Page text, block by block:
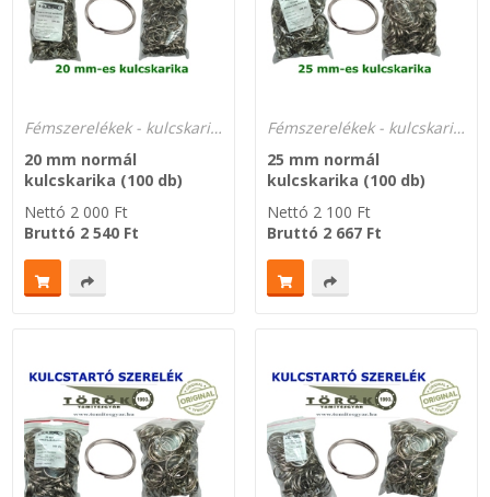
Fémszerelékek - kulcskarikák
20 mm normál
kulcskarika (100 db)
Nettó 2 000 Ft
Bruttó 2 540 Ft
Fémszerelékek - kulcskarikák
25 mm normál
kulcskarika (100 db)
Nettó 2 100 Ft
Bruttó 2 667Ft